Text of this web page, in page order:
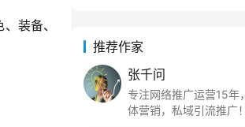
装备、
推荐作家
张千问
专注网络推广运营15年
体营销，私域引流推广！